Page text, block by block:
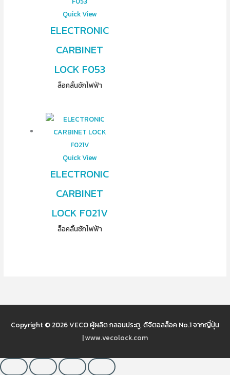
Quick View
ELECTRONIC
CARBINET
LOCK F053
ล็อคลิ้นชักไฟฟ้า
Quick View
ELECTRONIC
CARBINET
LOCK F021V
ล็อคลิ้นชักไฟฟ้า
Copyright © 2026VECO ผู้ผลิต กลอนประตู, ดิจิตอลล็อค No.1 จากญี่ปุ่น
|www.vecolock.com